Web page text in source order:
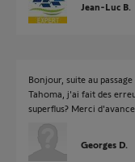
Jean-Luc B.
Bonjour, suite au
Tahoma, j'ai fait des
superflus? Merci
Georges D.